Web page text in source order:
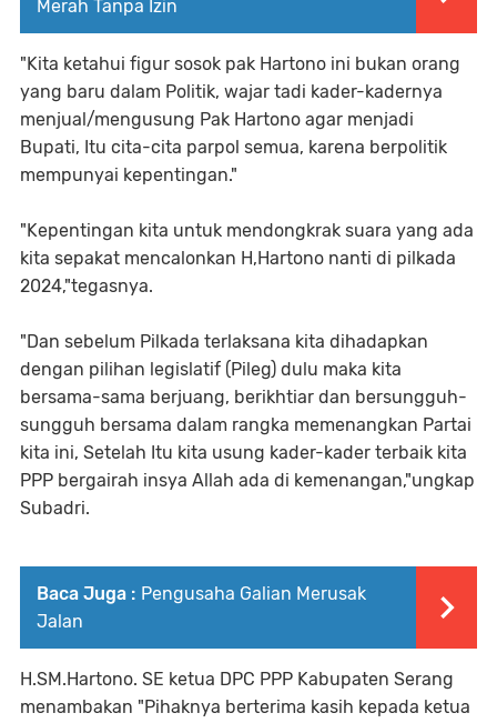
Merah Tanpa Izin
"Kita ketahui figur sosok pak Hartono ini bukan orang
yang baru dalam Politik, wajar tadi kader-kadernya
menjual/mengusung Pak Hartono agar menjadi
Bupati, Itu cita-cita parpol semua, karena berpolitik
mempunyai kepentingan."
"Kepentingan kita untuk mendongkrak suara yang ada
kita sepakat mencalonkan H,Hartono nanti di pilkada
2024,"tegasnya.
"Dan sebelum Pilkada terlaksana kita dihadapkan
dengan pilihan legislatif (Pileg) dulu maka kita
bersama-sama berjuang, berikhtiar dan bersungguh-
sungguh bersama dalam rangka memenangkan Partai
kita ini, Setelah Itu kita usung kader-kader terbaik kita
PPP bergairah insya Allah ada di kemenangan,"ungkap
Subadri.
Baca Juga : Pengusaha Galian Merusak
Jalan
H.SM.Hartono. SE ketua DPC PPP Kabupaten Serang
menambakan "Pihaknya berterima kasih kepada ketua